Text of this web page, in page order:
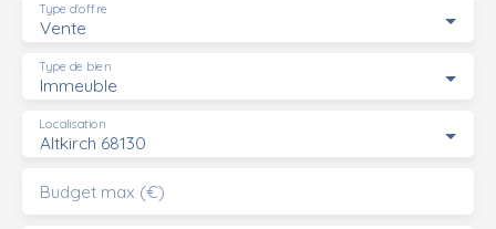
Vente
Type d'offre
Immeuble
Type de bien
Altkirch 68130
Localisation
Budget max (€)